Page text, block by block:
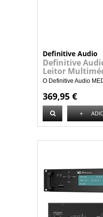
Definitive Audio
Definitive
Leitor
O Definitive Audio
369,95 €
+